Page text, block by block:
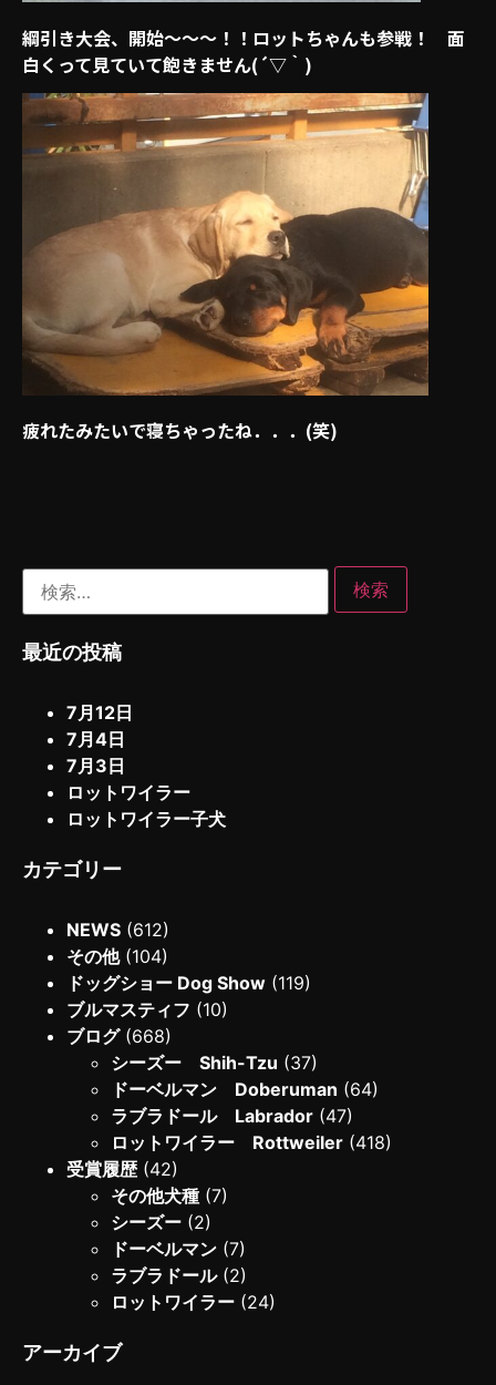
綱引き大会、開始～～～！！ロットちゃんも参戦！ 面
白くって見ていて飽きません(´▽｀)
疲れたみたいで寝ちゃったね．．．(笑)
最近の投稿
7月12日
7月4日
7月3日
ロットワイラー
ロットワイラー子犬
カテゴリー
NEWS (612)
その他(104)
ドッグショー Dog Show (119)
ブルマスティフ (10)
ブログ(668)
シーズー Shih-Tzu (37)
ドーベルマン Doberuman (64)
ラブラドール Labrador (47)
ロットワイラー Rottweiler (418)
受賞履歴(42)
その他犬種 (7)
シーズー (2)
ドーベルマン (7)
ラブラドール(2)
ロットワイラー (24)
アーカイブ